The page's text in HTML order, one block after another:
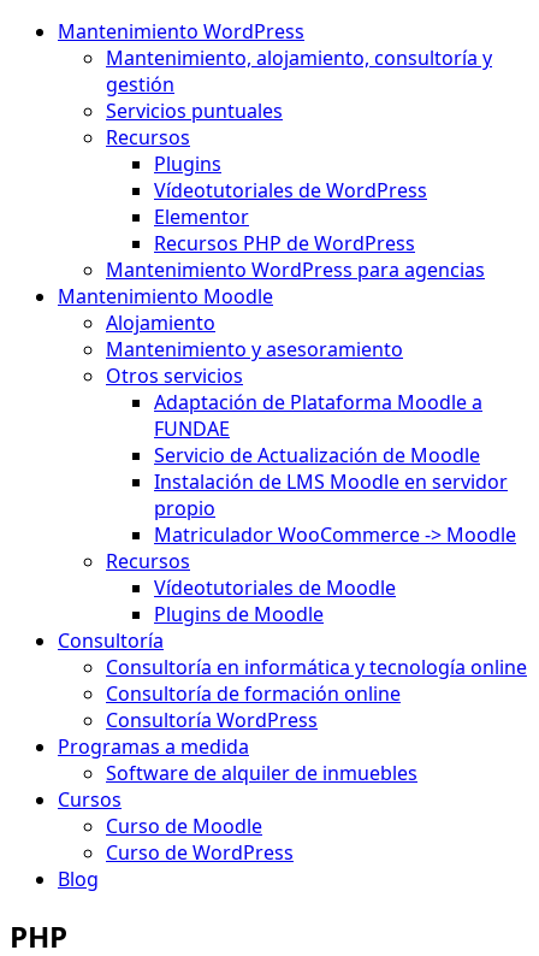
Mantenimiento WordPress
Mantenimiento, alojamiento, consultoría y
gestión
Servicios puntuales
Recursos
Plugins
Vídeotutoriales de WordPress
Elementor
Recursos PHP de WordPress
Mantenimiento WordPress para agencias
Mantenimiento Moodle
Alojamiento
Mantenimiento y asesoramiento
Otros servicios
Adaptación de Plataforma Moodle a
FUNDAE
Servicio de Actualización de Moodle
Instalación de LMS Moodle en servidor
propio
Matriculador WooCommerce -> Moodle
Recursos
Vídeotutoriales de Moodle
Plugins de Moodle
Consultoría
Consultoría en informática y tecnología online
Consultoría de formación online
Consultoría WordPress
Programas a medida
Software de alquiler de inmuebles
Cursos
Curso de Moodle
Curso de WordPress
Blog
PHP